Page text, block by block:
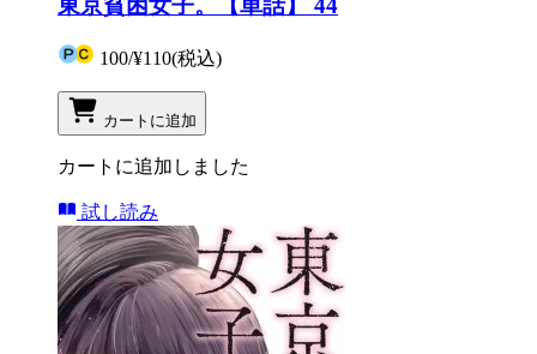
100/¥110(税込)
カートに追加
カートに追加しました
試し読み